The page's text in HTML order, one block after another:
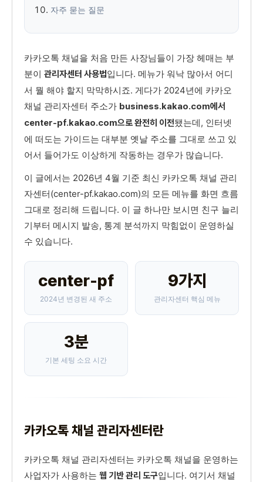
자주 묻는 질문
카카오톡 채널을 처음 만든 사장님들이 가장 헤매는 부
분이 관리자센터 사용법입니다. 메뉴가 워낙 많아서 어디
서 뭘 해야 할지 막막하시죠. 게다가 2024년에 카카오
채널 관리자센터 주소가 business.kakao.com에서
center-pf.kakao.com으로 완전히 이전됐는데, 인터넷
에 떠도는 가이드는 대부분 옛날 주소를 그대로 쓰고 있
어서 들어가도 이상하게 작동하는 경우가 많습니다.
이 글에서는 2026년 4월 기준 최신 카카오톡 채널 관리
자센터(center-pf.kakao.com)의 모든 메뉴를 화면 흐름
그대로 정리해 드립니다. 이 글 하나만 보시면 친구 늘리
기부터 메시지 발송, 통계 분석까지 막힘없이 운영하실
수 있습니다.
center-pf
2024년 변경된 새 주소
9가지
관리자센터 핵심 메뉴
3분
기본 세팅 소요 시간
카카오톡 채널 관리자센터란
카카오톡 채널 관리자센터는 카카오톡 채널을 운영하는
사업자가 사용하는 웹 기반 관리 도구입니다. 여기서 채널